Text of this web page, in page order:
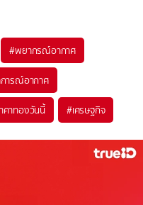
#พยากรณ์อากาศ
ารณ์อากาศ
คาทองวันนี้ #เศรษฐกิจ